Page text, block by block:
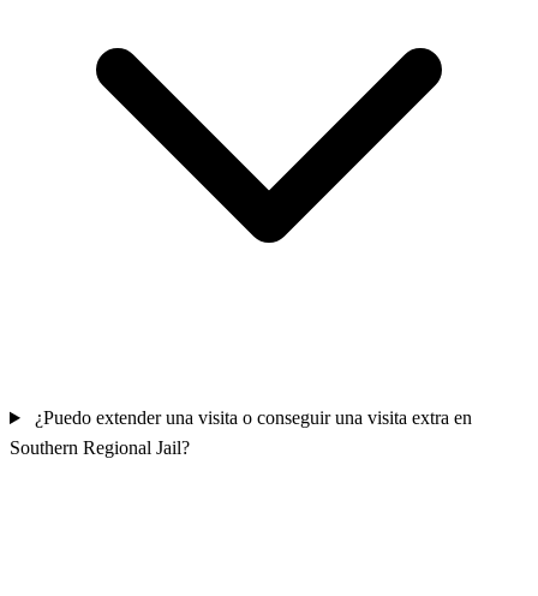
¿Puedo extender una visita o conseguir una visita extra en
Southern Regional Jail?